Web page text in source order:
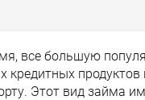
все большую
кредитных
Этот вид займа